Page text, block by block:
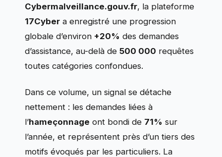
Cybermalveillance.gouv.fr, la plateforme
17Cyber a enregistré une progression
globale d’environ +20% des demandes
d’assistance, au-delà de 500 000 requêtes
toutes catégories confondues.
Dans ce volume, un signal se détache
nettement : les demandes liées à
l’hameçonnage ont bondi de 71% sur
l’année, et représentent près d’un tiers des
motifs évoqués par les particuliers. La